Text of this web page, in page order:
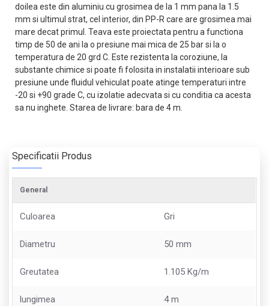
doilea este din aluminiu cu grosimea de la 1 mm pana la 1.5
mm si ultimul strat, cel interior, din PP-R care are grosimea mai
mare decat primul. Teava este proiectata pentru a functiona
timp de 50 de ani la o presiune mai mica de 25 bar si la o
temperatura de 20 grd C. Este rezistenta la coroziune, la
substante chimice si poate fi folosita in instalatii interioare sub
presiune unde fluidul vehiculat poate atinge temperaturi intre
-20 si +90 grade C, cu izolatie adecvata si cu conditia ca acesta
sa nu inghete. Starea de livrare: bara de 4 m.
Specificatii Produs
General
Culoarea Gri
Diametru 50 mm
Greutatea 1.105 Kg/m
lungimea 4 m